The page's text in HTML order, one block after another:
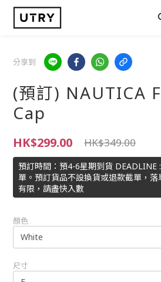
分享到
(預訂) NAUTICA
Cap
HK$299.00 HK$349.00
預訂時間：預4-6星期到貨 DEADLINE
單。預訂貨品不設換貨或退款截單，
有限，請盡快入數
顏色
尺寸